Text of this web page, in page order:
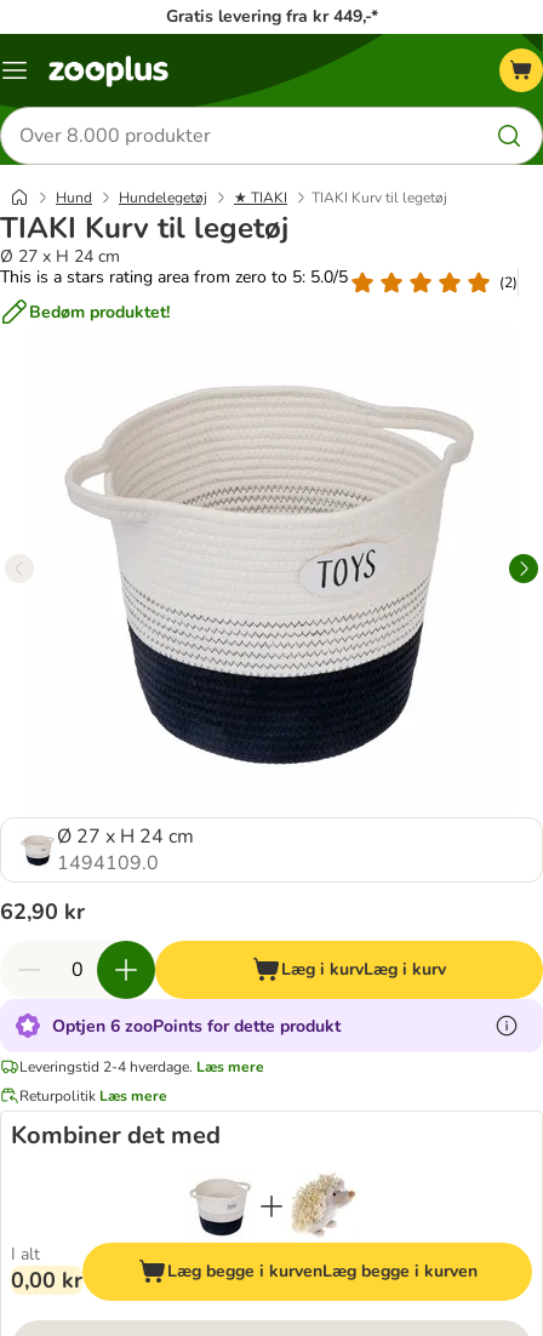
Gratis levering fra kr 449,-*
Menu
Søg
efter
produkter
Hund Hundelegetøj ★ TIAKI TIAKI Kurv til legetøj
TIAKI Kurv til legetøj
Ø 27 x H 24 cm
This is a stars rating area from zero to 5: 5.0/5
(2)
Bedøm produktet!
Ø 27 x H 24 cm
1494109.0
62,90 kr
Læg i kurvLæg i kurv
Optjen 6 zooPoints for dette produkt
Leveringstid 2-4 hverdage. Læs mere
Returpolitik Læs mere
Kombiner det med
I alt
0,00 kr Læg begge i kurvenLæg begge i kurven